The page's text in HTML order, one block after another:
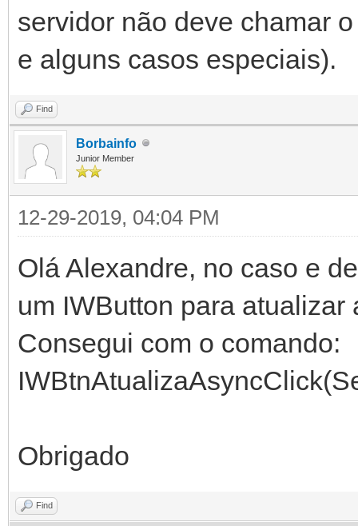
servidor não deve chamar
e alguns casos especiais).
Find
Borbainfo
Junior Member
12-29-2019, 04:04 PM
Olá Alexandre, no caso e
um IWButton para atualizar
Consegui com o comando:
Obrigado
Find